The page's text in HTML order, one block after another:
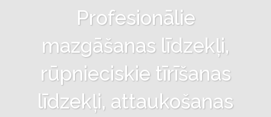
Profesionālie
mazgāšanas līdzekļi,
rūpnieciskie tīrīšanas
līdzekļi, attaukošanas